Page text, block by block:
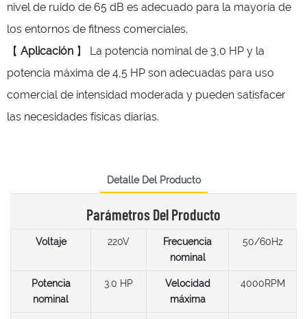
nivel de ruido de 65 dB es adecuado para la mayoría de
los entornos de fitness comerciales.
【 Aplicación 】 La potencia nominal de 3,0 HP y la
potencia máxima de 4,5 HP son adecuadas para uso
comercial de intensidad moderada y pueden satisfacer
las necesidades físicas diarias.
Detalle Del Producto
Parámetros Del Producto
Voltaje 220V
Frecuencia
nominal
50/60Hz
Potencia
nominal
3.0 HP
Velocidad
máxima
4000RPM